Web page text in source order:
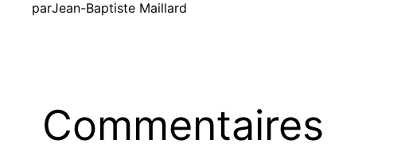
parJean-Baptiste Maillard
Commentaires